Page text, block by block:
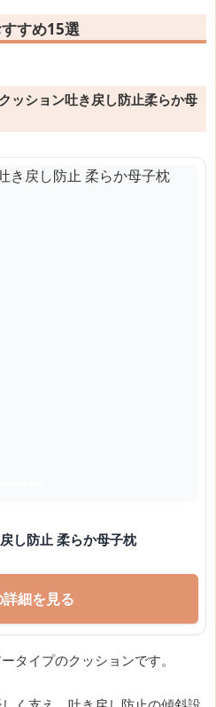
すめ15選
ッション吐き戻し防止柔らか母
し防止 柔らか母子枕
細を見る
タイプのクッションです。